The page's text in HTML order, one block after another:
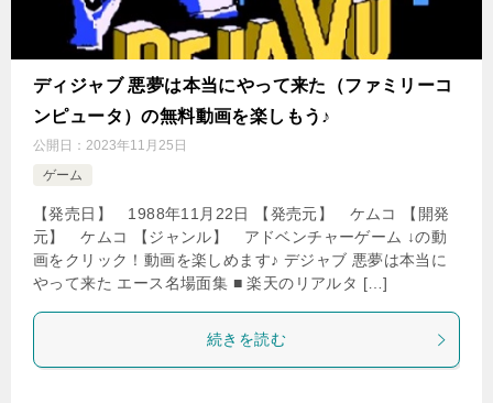
ディジャブ 悪夢は本当にやって来た（ファミリーコ
ンピュータ）の無料動画を楽しもう♪
公開日： 2023年11月25日
ゲーム
【発売日】 1988年11月22日 【発売元】 ケムコ 【開発
元】 ケムコ 【ジャンル】 アドベンチャーゲーム ↓の動
画をクリック！動画を楽しめます♪ デジャブ 悪夢は本当に
やって来た エース名場面集 ■ 楽天のリアルタ […]
続きを読む